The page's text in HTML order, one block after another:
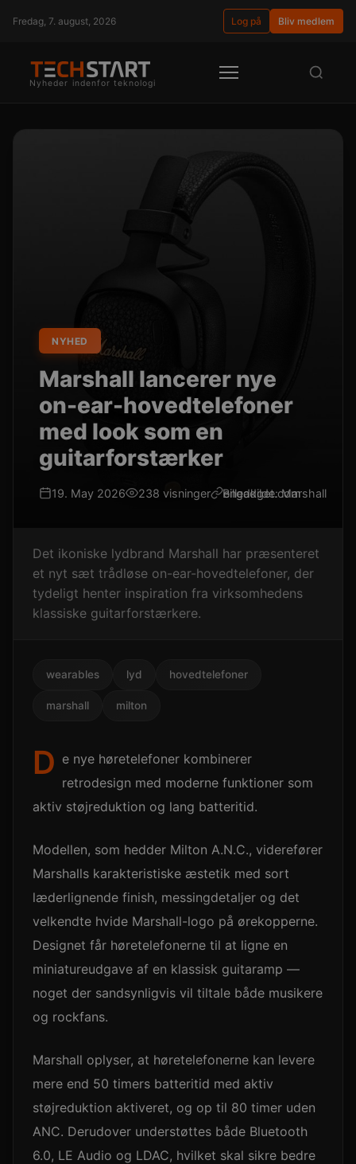
Fredag, 7. august, 2026 Log på Bliv medlem
Nyheder indenfor teknologi
NYHED
Marshall lancerer nye
on-ear-hovedtelefoner
med look som en
guitarforstærker
19. May 2026 238 visninger engadget.com
Billedkilde: Marshall
Det ikoniske lydbrand Marshall har præsenteret
et nyt sæt trådløse on-ear-hovedtelefoner, der
tydeligt henter inspiration fra virksomhedens
klassiske guitarforstærkere.
wearables lyd hovedtelefoner
marshall milton
D e nye høretelefoner kombinerer
retrodesign med moderne funktioner som
aktiv støjreduktion og lang batteritid.
Modellen, som hedder Milton A.N.C., viderefører
Marshalls karakteristiske æstetik med sort
læderlignende finish, messingdetaljer og det
velkendte hvide Marshall-logo på ørekopperne.
Designet får høretelefonerne til at ligne en
miniatureudgave af en klassisk guitaramp —
noget der sandsynligvis vil tiltale både musikere
og rockfans.
Marshall oplyser, at høretelefonerne kan levere
mere end 50 timers batteritid med aktiv
støjreduktion aktiveret, og op til 80 timer uden
ANC. Derudover understøttes både Bluetooth
6.0, LE Audio og LDAC, hvilket skal sikre bedre